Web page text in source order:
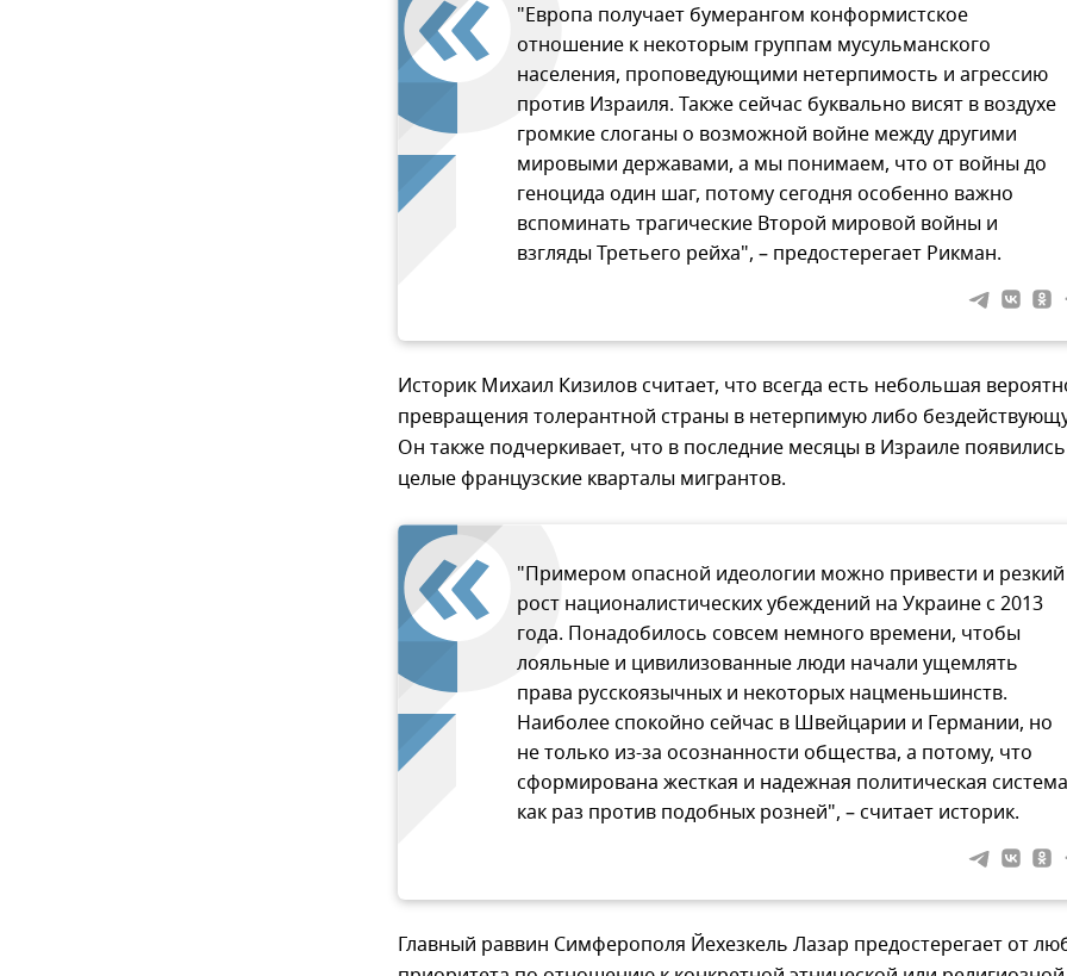
"Европа получает бумерангом конформистское
отношение к некоторым группам мусульманского
населения, проповедующими нетерпимость и агрессию
против Израиля. Также сейчас буквально висят в воздухе
громкие слоганы о возможной войне между другими
мировыми державами, а мы понимаем, что от войны до
геноцида один шаг, потому сегодня особенно важно
вспоминать трагические Второй мировой войны и
взгляды Третьего рейха", – предостерегает Рикман.
Историк Михаил Кизилов считает, что всегда есть небольшая
превращения толерантной страны в нетерпимую либо
Он также подчеркивает, что в последние месяцы в Израиле появились
целые французские кварталы мигрантов.
"Примером опасной идеологии можно привести и резкий
рост националистических убеждений на Украине с 2013
года. Понадобилось совсем немного времени, чтобы
лояльные и цивилизованные люди начали ущемлять
права русскоязычных и некоторых нацменьшинств.
Наиболее спокойно сейчас в Швейцарии и Германии, но
не только из-за осознанности общества, а потому, что
сформирована жесткая и надежная политическая система
как раз против подобных розней", – считает историк.
Главный раввин Симферополя Йехезкель Лазар предостерегает от